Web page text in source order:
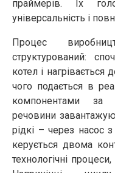
праймерів. Їх
універсальність і
Процес
структурований:
котел і нагрівається
чого подається в
компонентами за
речовини
рідкі – через насос
керується двома
технологічні